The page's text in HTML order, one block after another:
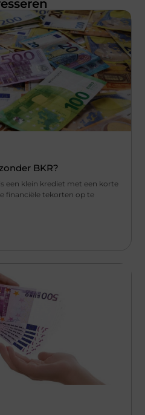
BKR?
een klein krediet met een korte
financiële tekorten op te